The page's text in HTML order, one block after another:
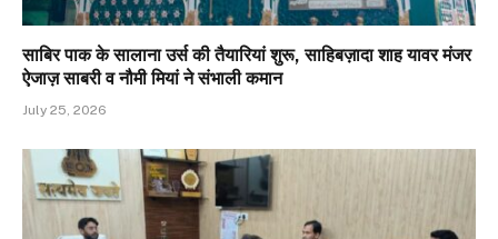
साबिर पाक के सालाना उर्स की तैयारियां शुरू, साहिबज़ादा शाह यावर मंजर
ऐजाज़ साबरी व नौमी मियां ने संभाली कमान
July 25, 2026